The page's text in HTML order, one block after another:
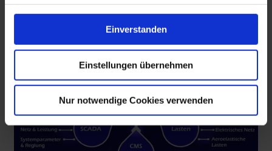
Einverstanden
Einstellungen übernehmen
Nur notwendige Cookies verwenden